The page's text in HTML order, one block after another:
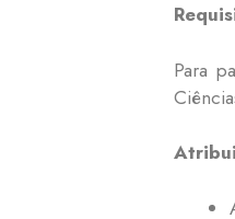
Para